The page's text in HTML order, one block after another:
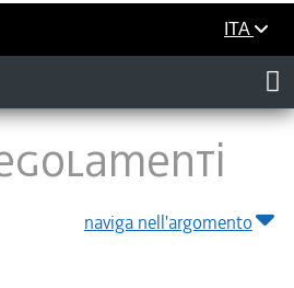
ITA
naviga nell'argomento